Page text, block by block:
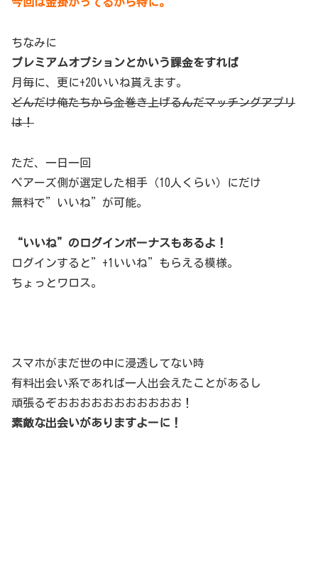
今回は金掛かってるから特に。
ちなみに
プレミアムオプションとかいう課金をすれば
月毎に、更に+20いいね貰えます。
どんだけ俺たちから金巻き上げるんだマッチングアプリ
は！
ただ、一日一回
ペアーズ側が選定した相手（10人くらい）にだけ
無料で”いいね”が可能。
“いいね”のログインボーナスもあるよ！
ログインすると”+1いいね”もらえる模様。
ちょっとワロス。
スマホがまだ世の中に浸透してない時
有料出会い系であれば一人出会えたことがあるし
頑張るぞおおおおおおおおおおお！
素敵な出会いがありますよーに！